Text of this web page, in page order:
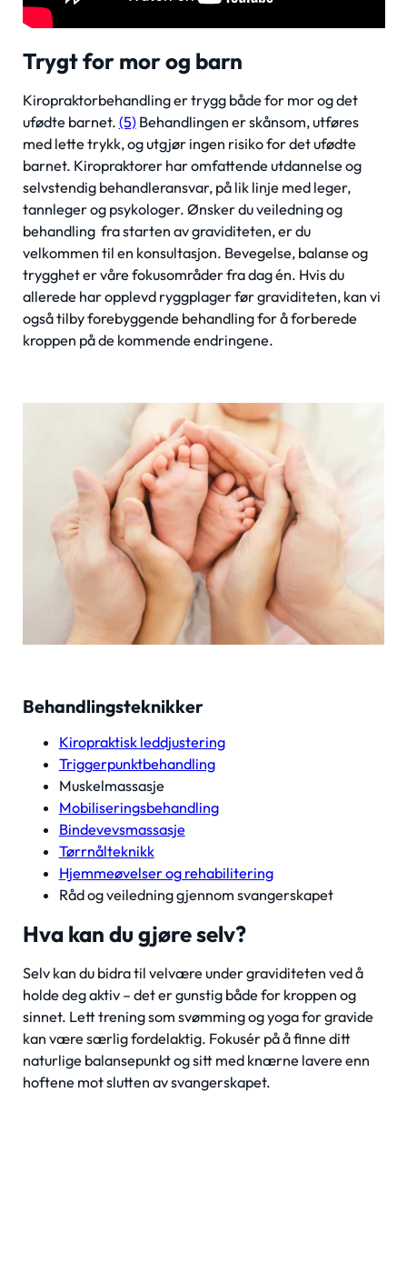
Trygt for mor og barn
Kiropraktorbehandling er trygg både for mor og det
ufødte barnet. (5)Behandlingen er skånsom, utføres
med lette trykk, og utgjør ingen risiko for det ufødte
barnet. Kiropraktorer har omfattende utdannelse og
selvstendig behandleransvar, på lik linje med leger,
tannleger og psykologer. Ønsker du veiledning og
behandling fra starten av graviditeten, er du
velkommen til en konsultasjon. Bevegelse, balanse og
trygghet er våre fokusområder fra dag én. Hvis du
allerede har opplevd ryggplager før graviditeten, kan vi
også tilby forebyggende behandling for å forberede
kroppen på de kommende endringene.
Behandlingsteknikker
Kiropraktisk leddjustering
Triggerpunktbehandling
Muskelmassasje
Mobiliseringsbehandling
Bindevevsmassasje
Tørrnålteknikk
Hjemmeøvelser og rehabilitering
Råd og veiledning gjennom svangerskapet
Hva kan du gjøre selv?
Selv kan du bidra til velvære under graviditeten ved å
holde deg aktiv – det er gunstig både for kroppen og
sinnet. Lett trening som svømming og yoga for gravide
kan være særlig fordelaktig. Fokusér på å finne ditt
naturlige balansepunkt og sitt med knærne lavere enn
hoftene mot slutten av svangerskapet.